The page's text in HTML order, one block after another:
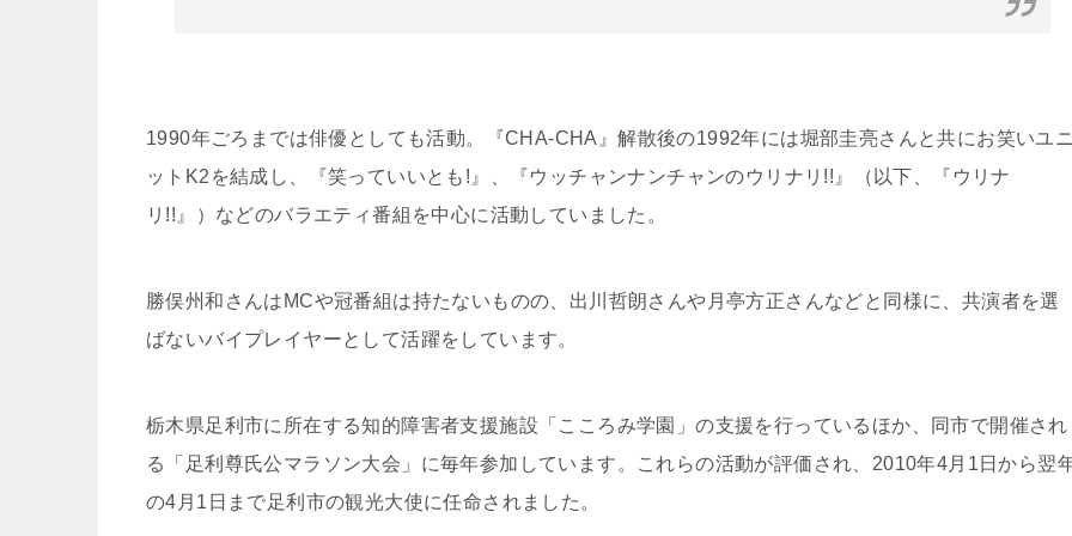
1990年ごろまでは俳優としても活動。『CHA-CHA』解散後の1992年には堀部圭亮さんと共にお笑いユ
ットK2を結成し、『笑っていいとも!』、『ウッチャンナンチャンのウリナリ!!』（以下、『ウリナ
リ!!』）などのバラエティ番組を中心に活動していました。
勝俣州和さんはMCや冠番組は持たないものの、出川哲朗さんや月亭方正さんなどと同様に、共演者を選
ばないバイプレイヤーとして活躍をしています。
栃木県足利市に所在する知的障害者支援施設「こころみ学園」の支援を行っているほか、同市で開催され
る「足利尊氏公マラソン大会」に毎年参加しています。これらの活動が評価され、2010年4月1日から翌
の4月1日まで足利市の観光大使に任命されました。